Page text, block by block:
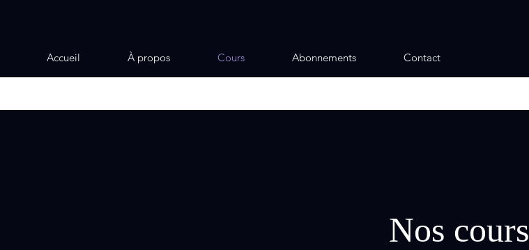
Accueil À propos Cours Abonnements Contact
Nos cours